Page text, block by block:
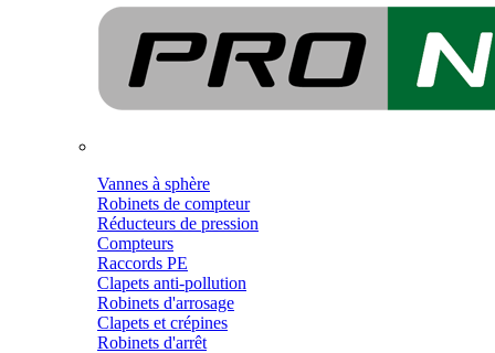
Vannes à sphère
Robinets de compteur
Réducteurs de pression
Compteurs
Raccords PE
Clapets anti-pollution
Robinets d'arrosage
Clapets et crépines
Robinets d'arrêt